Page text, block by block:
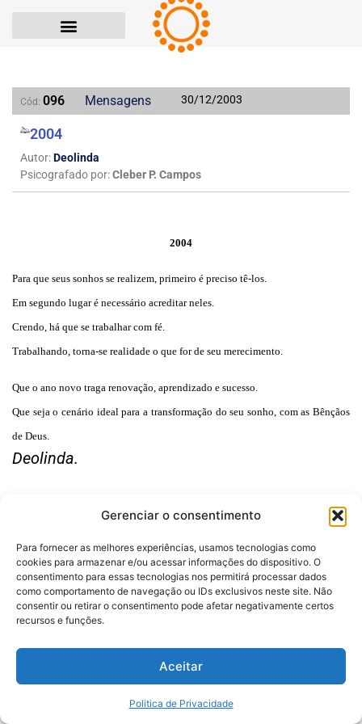
Gerenciar o consentimento
Para fornecer as melhores experiências, usamos tecnologias como
cookies para armazenar e/ou acessar informações do dispositivo. O
consentimento para essas tecnologias nos permitirá processar dados
como comportamento de navegação ou IDs exclusivos neste site. Não
consentir ou retirar o consentimento pode afetar negativamente certos
recursos e funções.
Aceitar
Politica de Privacidade
Cód: 096 Mensagens 30/12/2003
2004
Autor:Deolinda
Psicografado por:Cleber P. Campos
2004
Para que seus sonhos se realizem, primeiro é preciso tê-los.
Em segundo lugar é necessário acreditar neles.
Crendo, há que se trabalhar com fé.
Trabalhando, torna-se realidade o que for de seu merecimento.
Que o ano novo traga renovação, aprendizado e sucesso.
Que seja o cenário ideal para a transformação do seu sonho, com as Bênçãos
de Deus.
Deolinda.
Desenvolvido por:
Vozes do Caminho - Todos os Direitos Reservados